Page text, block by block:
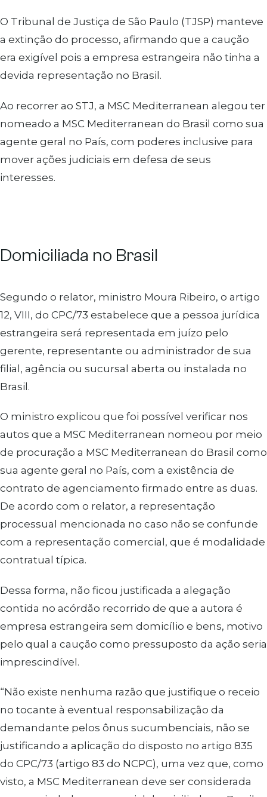
O Tribunal de Justiça de São Paulo (TJSP) manteve
a extinção do processo, afirmando que a caução
era exigível pois a empresa estrangeira não tinha a
devida representação no Brasil.
Ao recorrer ao STJ, a MSC Mediterranean alegou ter
nomeado a MSC Mediterranean do Brasil como sua
agente geral no País, com poderes inclusive para
mover ações judiciais em defesa de seus
interesses.
Domiciliada no Brasil
Segundo o relator, ministro Moura Ribeiro, o artigo
12, VIII, do CPC/73 estabelece que a pessoa jurídica
estrangeira será representada em juízo pelo
gerente, representante ou administrador de sua
filial, agência ou sucursal aberta ou instalada no
Brasil.
O ministro explicou que foi possível verificar nos
autos que a MSC Mediterranean nomeou por meio
de procuração a MSC Mediterranean do Brasil como
sua agente geral no País, com a existência de
contrato de agenciamento firmado entre as duas.
De acordo com o relator, a representação
processual mencionada no caso não se confunde
com a representação comercial, que é modalidade
contratual típica.
Dessa forma, não ficou justificada a alegação
contida no acórdão recorrido de que a autora é
empresa estrangeira sem domicílio e bens, motivo
pelo qual a caução como pressuposto da ação seria
imprescindível.
“Não existe nenhuma razão que justifique o receio
no tocante à eventual responsabilização da
demandante pelos ônus sucumbenciais, não se
justificando a aplicação do disposto no artigo 835
do CPC/73 (artigo 83 do NCPC), uma vez que, como
visto, a MSC Mediterranean deve ser considerada